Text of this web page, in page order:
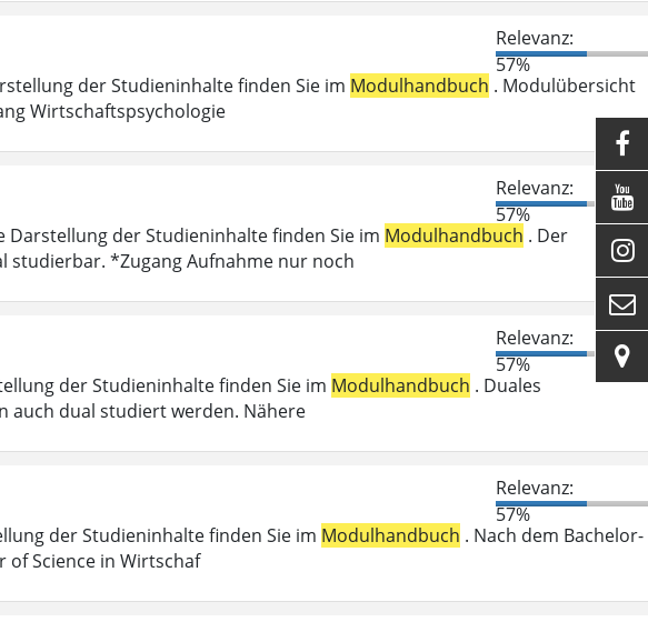
Relevanz:
57%
der Studieninhalte finden Sie im Modulhandbuch . Modulübersicht
Wirtschaftspsychologie
Relevanz:
57%
der Studieninhalte finden Sie im Modulhandbuch . Der
studierbar. *Zugang Aufnahme nur noch
Relevanz:
57%
der Studieninhalte finden Sie im Modulhandbuch . Duales
auch dual studiert werden. Nähere
Relevanz:
57%
der Studieninhalte finden Sie im Modulhandbuch . Nach dem Bachelor-
of Science in Wirtschaf




